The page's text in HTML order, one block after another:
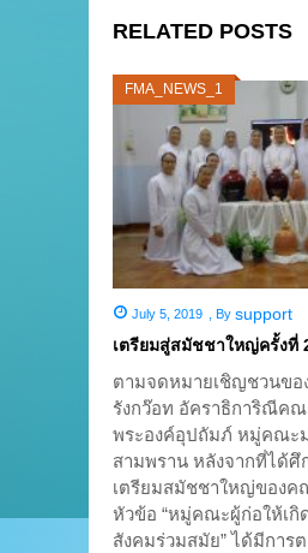
RELATED POSTS
FMA_NEWS_1
July 5, 2019 , By support
เตรียมสู่สมัชชาใหญ่ครั้งที่
ตามจดหมายเชิญชวนขอ
รังกว๊อท อัคราธิการิณีค
พระองค์อุปถัมภ์ หมู่คณะ
สามพราน หลังจากที่ได้ศึ
เตรียมสมัชชาใหญ่ของค
หัวข้อ “หมู่คณะผู้ก่อให้เกิ
สังคมร่วมสมัย” ได้มีการ